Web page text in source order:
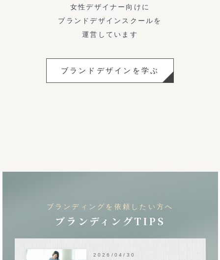
女性デザイナー向けに
ブランドデザインスクールを
運営しています
ブランドデザインを学ぶ
ブランディングを依頼したい方へ
ブランディングTIPS
2026/04/30